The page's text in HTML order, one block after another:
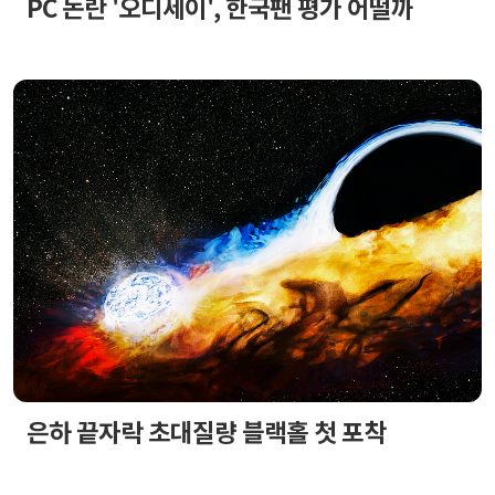
은하 끝자락 초대질량 블랙홀 첫 포착